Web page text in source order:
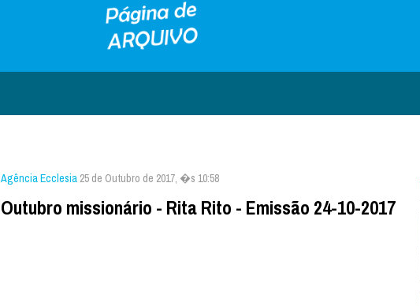
Agência Ecclesia 25 de Outubro de 2017, �s 10:58
Outubro missionário - Rita Rito - Emissão 24-10-2017